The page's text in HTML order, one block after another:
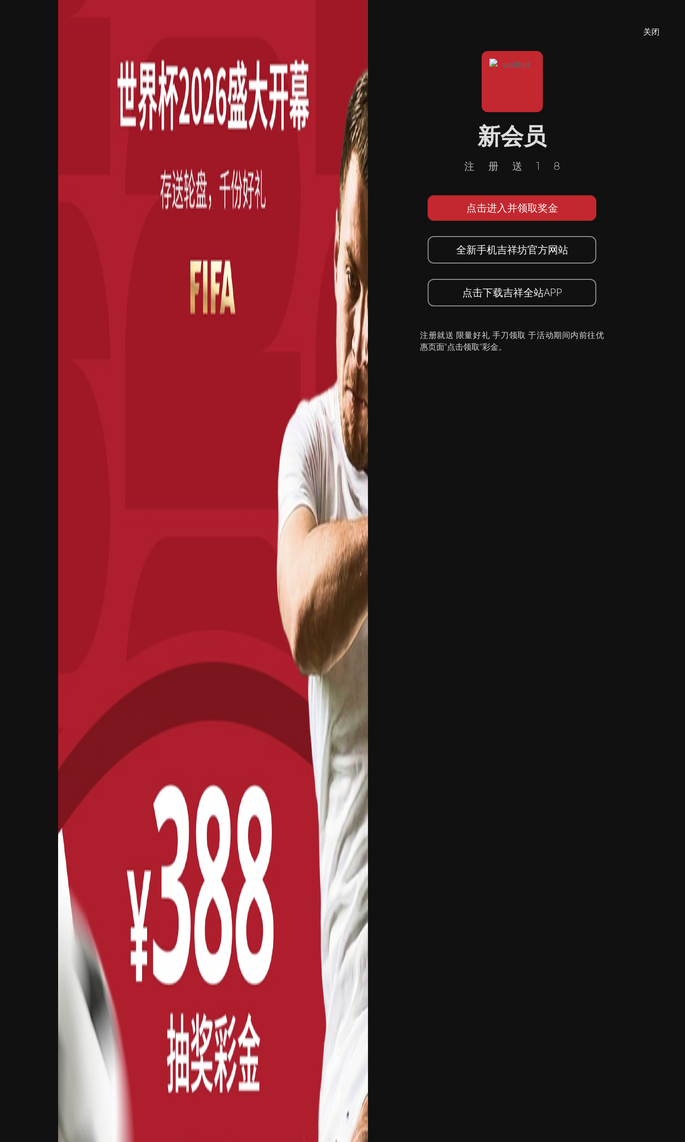
关闭
新会员
注册送18
点击进入并领取奖金
全新手机吉祥坊官方网站
点击下载吉祥全站APP
注册就送 限量好礼 手刀领取 于活动期间内前往优
惠页面”点击领取”彩金。